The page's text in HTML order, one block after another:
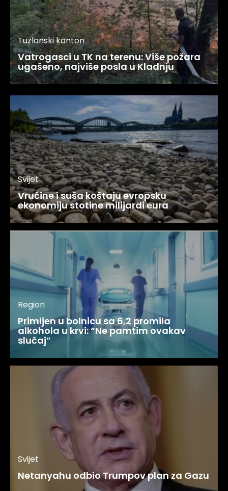
Tuzlanski kanton
Vatrogasci u TK na terenu: Više požara
ugašeno, najviše posla u Kladnju
Svijet
Vrućine i suša koštaju evropsku
ekonomiju stotine milijardi eura
Region
Primljen u bolnicu sa 6,2 promila
alkohola u krvi: “Ne pamtim ovakav
slučaj”
Svijet
Netanyahu odbio Trumpov plan za Gazu